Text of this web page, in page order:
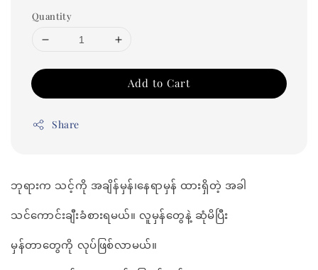
Quantity
Add to Cart
Share
ဘုရားက သင့်ကို အချိန်မှန်၊နေရာမှန် ထားရှိတဲ့ အခါ
သင်ကောင်းချီးခံစားရမယ်။ လူမှန်တွေနဲ့ ဆုံမိပြီး
မှန်တာတွေကို လုပ်ဖြစ်လာမယ်။